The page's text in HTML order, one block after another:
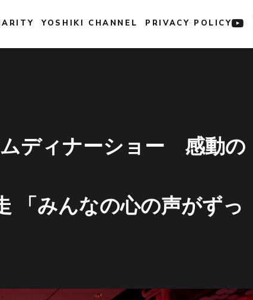
YOSHIKI CHANNEL PRIVACY POLICY
ディナーショー 感動の
「みんなの心の声がずっ